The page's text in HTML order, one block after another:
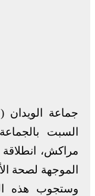
جماعة
السبت بالجماعة
مراكش،
الموجهة لصحة
وستجوب هذه